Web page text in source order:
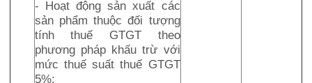
- Hoạt động sản xuất các
sản phẩm thuộc đối tượng
tính thuế GTGT theo
phương pháp khấu trừ với
mức thuế suất thuế GTGT
5%;